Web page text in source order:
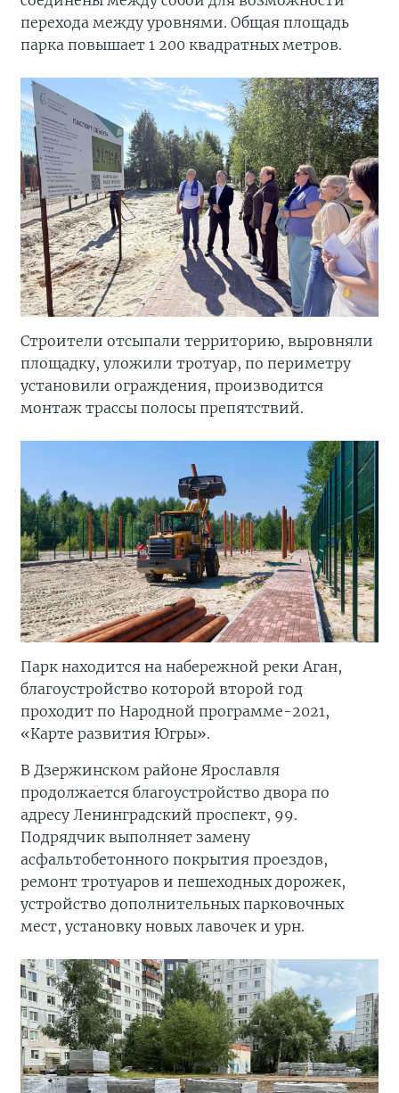
перехода между уровнями. Общая площадь
парка повышает 1 200 квадратных метров.
Строители отсыпали территорию, выровняли
площадку, уложили тротуар, по периметру
установили ограждения, производится
монтаж трассы полосы препятствий.
Парк находится на набережной реки Аган,
благоустройство которой второй год
проходит по Народной программе-2021,
«Карте развития Югры».
В Дзержинском районе Ярославля
продолжается благоустройство двора по
адресу Ленинградский проспект, 99.
Подрядчик выполняет замену
асфальтобетонного покрытия проездов,
ремонт тротуаров и пешеходных дорожек,
устройство дополнительных парковочных
мест, установку новых лавочек и урн.